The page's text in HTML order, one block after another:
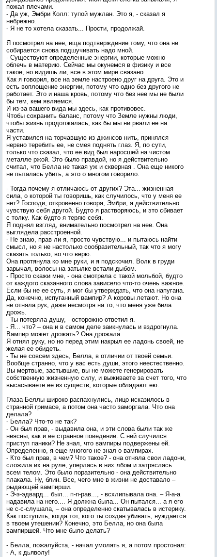
пожал плечами.
- Да уж, Эмбри Колл: тупой мужлан. Это я, - сказал я
небрежно.
- Я не то хотела сказать... Прости, продолжай.
Я посмотрел на нее, ища подтверждение тому, что она не
собирается снова подшучивать надо мной.
- Существуют определенные энергии, которые можно
облечь в материю. Сейчас мы окунемся в физику и все
такое, но видишь ли, все в этом мире связано.
Как я говорил, все на земле настроено друг на друга. Это и
есть воплощение энергии, потому что одно без другого не
работает. Это и наша кровь, потому что без нее мы не были
бы тем, кем являемся.
И из-за вашего вида мы здесь, как противовес.
Чтобы сохранить баланс, потому что Земле нужны люди,
чтобы жизнь продолжалась, как бы мы ни рвали ее на
части.
Я уставился на торчавшую из джинсов нить, принялся
нервно теребить ее, не смея поднять глаз. Я, по сути,
только что сказал, что ее вид был наросшей на чистом
металле ржой. Это было правдой, но я действительно
считал, что Белла не такая уж и скверная . Она еще никого
не пыталась убить, а это о многом говорило.
- Тогда почему я отличаюсь от других? Эта... жизненная
сила, о которой ты говоришь, как случилось, что у меня ее
нет? Господи, откровенно говоря, Эмбри, я действительно
чувствую себя другой. Будто я растворяюсь, и это сбивает
с толку. Как будто я теряю себя.
Я поднял взгляд, внимательно посмотрел на нее. Она
выглядела расстроенной.
- Не знаю, прав ли я, просто чувствую... и пытаюсь найти
смысл, но я не настолько сообразительный, так что я могу
сказать только, во что верю.
Она протянула ко мне руки, и я подскочил. Волк в груди
зарычал, волосы на затылке встали дыбом.
- Просто скажи мне, - она смотрела с такой мольбой, будто
от каждого сказанного слова зависело что-то очень важное.
Если бы не ее суть, я мог бы утверждать, что она напугана.
Да, конечно, испуганный вампир? А коровы летают. Но она
не отняла рук, даже несмотря на то, что меня уже била
дрожь.
- Ты потеряла душу, - осторожно ответил я.
- Я... что? – она и в самом деле заикнулась и вздрогнула.
Вампир может дрожать? Она дрожала.
Я отнял руку, но но перед этим накрыл ее ладонь своей, не
желая ее обидеть.
- Ты не совсем здесь, Белла, в отличии от твоей семьи.
Вообще странно, что у вас есть души, этого неестественно.
Вы мертвые, застывшие, вы не можете генерировать
собственную жизненную силу, и выживаете за счет того, что
высасываете ее из существ, которые обладают ею.
Глаза Беллы широко распахнулись, лицо исказилось в
странной гримасе, а потом она часто заморгала. Что она
делала?
- Белла? Что-то не так?
- Он был прав, - выдавила она, и эти слова были так же
неясны, как и ее странное поведение. С ней случился
приступ паники? Не знал, что вампиры подвержены ей.
Определенно, я еще многого не знал о вампирах.
- Кто был прав, в чем? Что такое? - она отняла свои ладони,
сложила их на руле, уперлась в них лбом и затряслась
всем телом. Это было поразительно - она действительно
плакала. Ну, блин. Все, чего мне в жизни не доставало –
рыдающей вампирши.
- Э-э-эдвард... был... п-п-рав..., - всхлипывала она. – Я-а-а
надавила на него.... Я должна была... Он пытался... а я его
не с-с-слушала, – она определенно скатывалась в истерику.
Как поступить, когда тот, кого ты создан убивать, нуждается
в твоем утешении? Конечно, это Белла, но она была
вампиршей. Что мне было делать?
- Белла, пожалуйста, - начал умолять я, а потом простонал:
- А, к дьяволу!